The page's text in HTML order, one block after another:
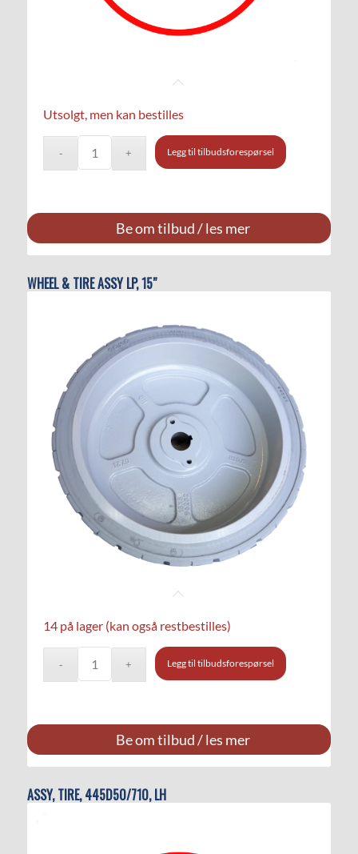
Utsolgt, men kan bestilles
Legg til tilbudsforespørsel
Be om tilbud / les mer
WHEEL & TIRE ASSY LP, 15″
14 på lager (kan også restbestilles)
Legg til tilbudsforespørsel
Be om tilbud / les mer
ASSY, TIRE, 445D50/710, LH